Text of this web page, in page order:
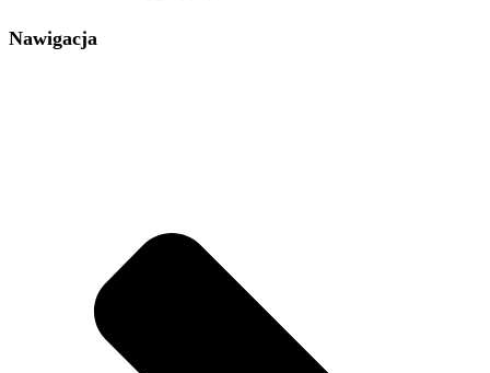
Nawigacja